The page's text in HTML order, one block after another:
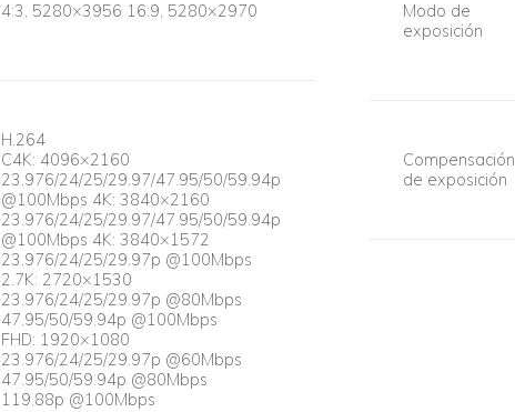
4:3, 5280×3956 16:9, 5280×2970
H.264
C4K: 4096×2160
23.976/24/25/29.97/47.95/50/59.94p
@100Mbps 4K: 3840×2160
23.976/24/25/29.97/47.95/50/59.94p
@100Mbps 4K: 3840×1572
23.976/24/25/29.97p @100Mbps
2.7K: 2720×1530
23.976/24/25/29.97p @80Mbps
47.95/50/59.94p @100Mbps
FHD: 1920×1080
23.976/24/25/29.97p @60Mbps
47.95/50/59.94p @80Mbps
119.88p @100Mbps
Modo de
exposición
Compensación
de exposición